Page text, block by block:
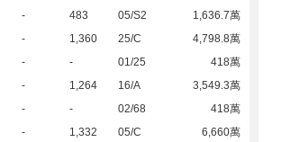
- 483 05/S2
1,636.7萬
- 1,360 25/C
4,798.8萬
- - 01/25
418萬
- 1,264 16/A
3,549.3萬
- - 02/68
418萬
- 1,332 05/C
6,660萬